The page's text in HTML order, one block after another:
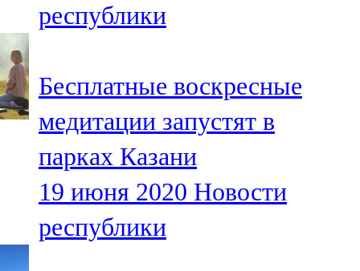
республики
Бесплатные воскресные
медитации запустят в
парках Казани
19 июня 2020 Новости
республики